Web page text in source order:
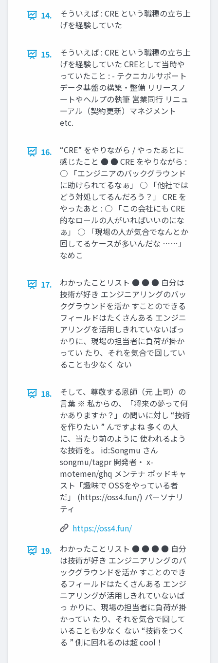
14.
そういえば : CRE という職種の立ち上
げを経験していた
15.
そういえば : CRE という職種の立ち上
げを経験していた CREとして当時や
っていたこと : - テクニカルサポート
データ基盤の構築・整備 リリースノ
ートやヘルプの執筆 営業同行 リニュ
ーアル（契約更新）マネジメント
etc.
16.
“CRE” をやりながら / やったあとに
感じたこと ● ● CRE をやりながら :
○ 「エンジニアのバックグラウンド
に助けられてるなぁ」 ○ 「他社では
どう対処してるんだろう？」 CRE を
やったあと : ○ 「この会社にも CRE
的なロールの人がいればいいのにな
ぁ」 ○ 「現場の人が気合でなんとか
回してるケースが多いんだな ……」
なめこ
17.
わかったことリスト ● ● ● 自分は
技術が好き エンジニアリングのバッ
クグラウンドを活か すことのできる
フィールドはたくさんある エンジニ
アリングを活用しきれていないばっ
かりに、現場の担当者に負荷が掛か
ってい たり、それを気合で回してい
ることも少なく ない
18.
そして、尊敬する恩師（元 上司）の
言葉 ※ 私からの、「将来の夢って何
かありますか？」の問いに対し “技術
を作りたい ” んですよね 多くの人
に、当たり前のように 使われるよう
な技術を。 id:Songmu さん
songmu/tagpr 開発者・ x-
motemen/ghq メンテナ ポッドキャ
スト「趣味で OSSをやっている者
だ」 (https://oss4.fun/) パーソナリ
ティ
https://oss4.fun/
19.
わかったことリスト ● ● ● ● 自分
は技術が好き エンジニアリングのバ
ックグラウンドを活か すことのでき
るフィールドはたくさんある エンジ
ニアリングが活用しきれていないば
っ かりに、現場の担当者に負荷が掛
かってい たり、それを気合で回して
いることも少なく ない “技術をつく
る ” 側に回れるのは超 cool！